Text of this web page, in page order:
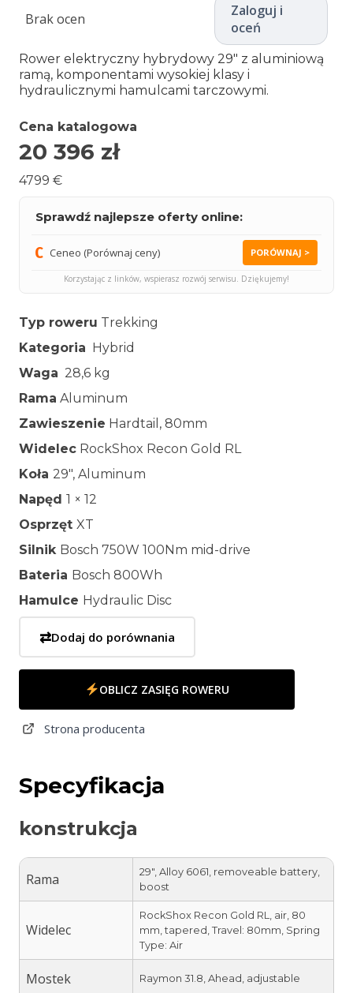
Brak ocen
Zaloguj i
oceń
Rower elektryczny hybrydowy 29″ z aluminiową
ramą, komponentami wysokiej klasy i
hydraulicznymi hamulcami tarczowymi.
Cena katalogowa
20 396 zł
4799 €
Sprawdź najlepsze oferty online:
Ceneo (Porównaj ceny) PORÓWNAJ >
Korzystając z linków, wspierasz rozwój serwisu. Dziękujemy!
Typ roweru Trekking
Kategoria Hybrid
Waga 28,6 kg
Rama Aluminum
Zawieszenie Hardtail, 80mm
Widelec RockShox Recon Gold RL
Koła 29″, Aluminum
Napęd 1 × 12
Osprzęt XT
Silnik Bosch 750W 100Nm mid-drive
Bateria Bosch 800Wh
Hamulce Hydraulic Disc
⇄Dodaj do porównania
OBLICZ ZASIĘG ROWERU
Strona producenta
Specyfikacja
konstrukcja
Rama
29″, Alloy 6061, removeable battery,
boost
Widelec
RockShox Recon Gold RL, air, 80
mm, tapered, Travel: 80mm, Spring
Type: Air
Mostek Raymon 31.8, Ahead, adjustable